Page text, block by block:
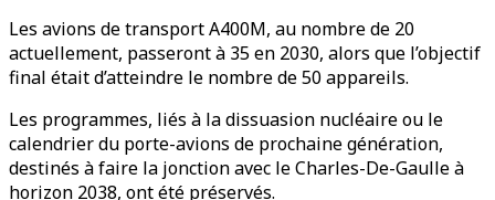
Les avions de transport A400M, au nombre de 20
actuellement, passeront à 35 en 2030, alors que l’objectif
final était d’atteindre le nombre de 50 appareils.
Les programmes, liés à la dissuasion nucléaire ou le
calendrier du porte-avions de prochaine génération,
destinés à faire la jonction avec le Charles-De-Gaulle à
horizon 2038, ont été préservés.